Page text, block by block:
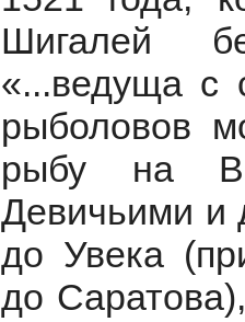
Шигалей
«...ведуща с
рыболовов
рыбу на
Девичьими и
до Увека
до